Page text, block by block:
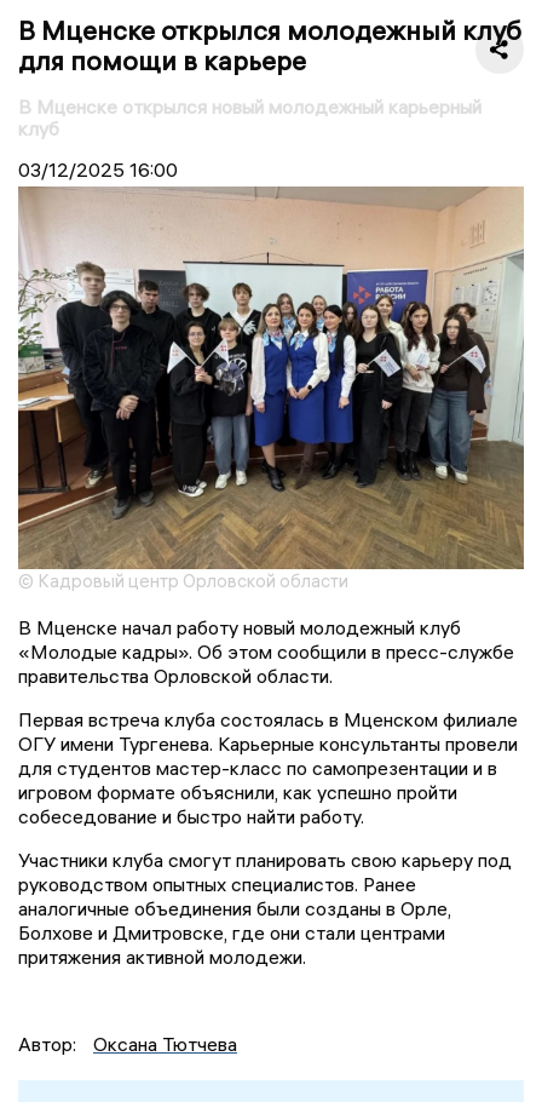
В Мценске открылся молодежный клуб
для помощи в карьере
В Мценске открылся новый молодежный карьерный
клуб
03/12/2025 16:00
© Кадровый центр Орловской области
В Мценске начал работу новый молодежный клуб
«Молодые кадры». Об этом сообщили в пресс-службе
правительства Орловской области.
Первая встреча клуба состоялась в Мценском филиале
ОГУ имени Тургенева. Карьерные консультанты провели
для студентов мастер-класс по самопрезентации и в
игровом формате объяснили, как успешно пройти
собеседование и быстро найти работу.
Участники клуба смогут планировать свою карьеру под
руководством опытных специалистов. Ранее
аналогичные объединения были созданы в Орле,
Болхове и Дмитровске, где они стали центрами
притяжения активной молодежи.
Автор: Оксана Тютчева